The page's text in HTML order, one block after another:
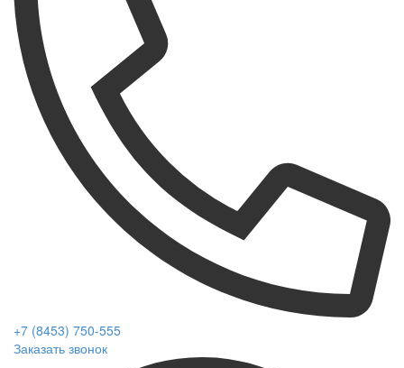
+7 (8453) 750-555
Заказать звонок